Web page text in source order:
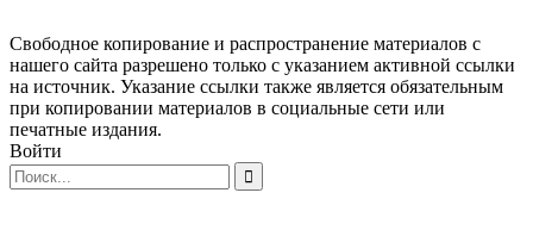
Свободное копирование и распространение материалов с
нашего сайта разрешено только с указанием активной ссылки
на источник. Указание ссылки также является обязательным
при копировании материалов в социальные сети или
печатные издания.
Войти